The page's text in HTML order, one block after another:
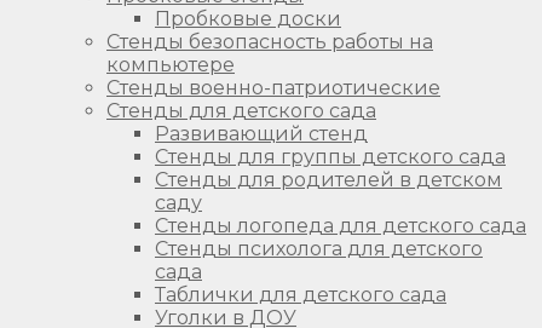
Пробковые доски
Стенды безопасность работы на
компьютере
Стенды военно-патриотические
Стенды для детского сада
Развивающий стенд
Стенды для группы детского сада
Стенды для родителей в детском
саду
Стенды логопеда для детского сада
Стенды психолога для детского
сада
Таблички для детского сада
Уголки в ДОУ